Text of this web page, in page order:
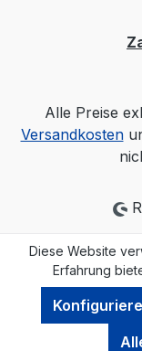
Alle Preise
Versandkosten
Diese Website
Erfahrung